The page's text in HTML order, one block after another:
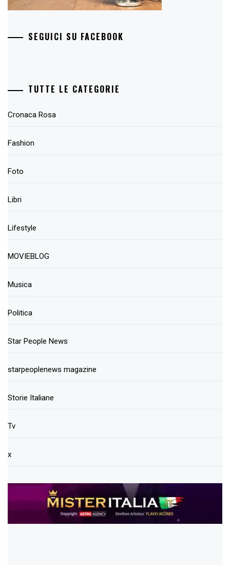
SEGUICI SU FACEBOOK
TUTTE LE CATEGORIE
Cronaca Rosa
Fashion
Foto
Libri
Lifestyle
MOVIEBLOG
Musica
Politica
Star People News
starpeoplenews magazine
Storie Italiane
Tv
x